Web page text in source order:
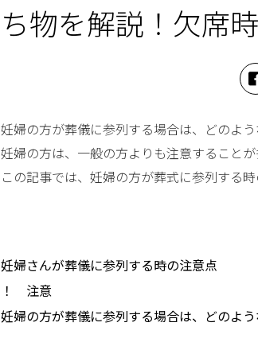
ち物を解説！欠席
妊婦の方が葬儀に参列する場合は、どのよ
妊婦の方は、一般の方よりも注意することが
この記事では、妊婦の方が葬式に参列する
妊婦さんが葬儀に参列する時の注意点
！ 注意
妊婦の方が葬儀に参列する場合は、どのよ